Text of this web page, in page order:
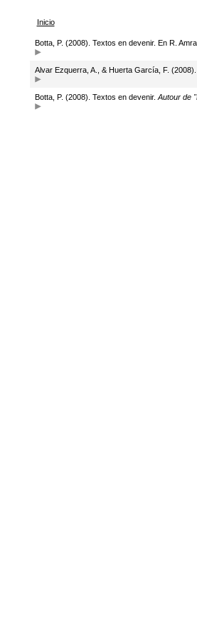
Inicio
Botta, P. (2008). Textos en devenir. En R.
Alvar Ezquerra, A., & Huerta García, F.
Botta, P. (2008). Textos en devenir. Autour de